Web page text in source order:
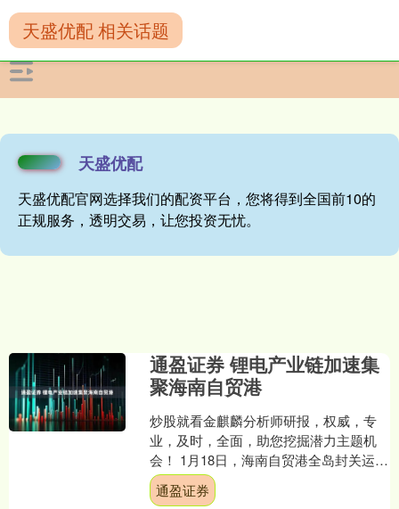
天盛优配
天盛优配官网选择我们的配资平台，您将得到全国前10的
正规服务，透明交易，让您投资无忧。
天盛优配 相关话题
通盈证券 锂电产业链加速集
聚海南自贸港
炒股就看金麒麟分析师研报，权威，专
业，及时，全面，助您挖掘潜力主题机
会！ 1月18日，海南自贸港全岛封关运作
迎来满月。封关以来，各项政策扎实推
进，整体运行平稳有....
通盈证券